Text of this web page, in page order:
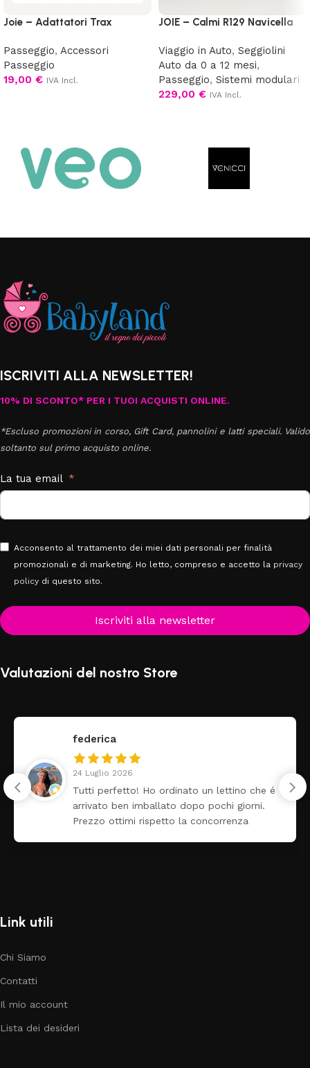
Joie – Adattatori Trax
Passeggio, Accessori
Passeggio
19,00 € IVA Incl.
JOIE – Calmi R129 Navicella
Viaggio in Auto, Seggiolini
Auto da 0 a 12 mesi,
Passeggio, Sistemi modulari
229,00 € IVA Incl.
ISCRIVITI ALLA NEWSLETTER!
10% DI SCONTO* PER I TUOI ACQUISTI ONLINE.
*Escluso promozioni in corso, Gift Card, pannolini e latti speciali. Valido
soltanto sul primo acquisto online.
La tua email
Acconsento al trattamento dei miei dati personali per finalità
promozionali e di marketing. Ho letto, compreso e accetto la privacy
policy di questo sito.
Iscriviti alla newsletter
Valutazioni del nostro Store
federica
24 Luglio 2026
Tutti perfetto! Ho ordinato un lettino che é
arrivato ben imballato dopo pochi giorni.
Prezzo ottimi rispetto la concorrenza
Link utili
Chi Siamo
Contatti
Il mio account
Lista dei desideri